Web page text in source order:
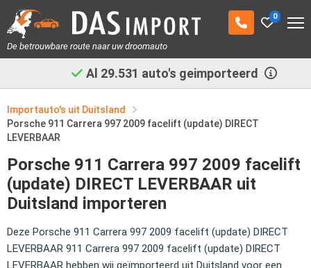
0
De betrouwbare route naar uw droomauto
29.531auto's geimporteerd
Importauto's uit Duitsland
Porsche 911 Carrera 997 2009 facelift (update) DIRECT
LEVERBAAR
Porsche 911 Carrera 997 2009 facelift
(update) DIRECT LEVERBAAR uit
Duitsland importeren
Deze Porsche 911 Carrera 997 2009 facelift (update) DIRECT
LEVERBAAR 911 Carrera 997 2009 facelift (update) DIRECT
LEVERBAAR hebben wij geïmporteerd uit Duitsland voor een